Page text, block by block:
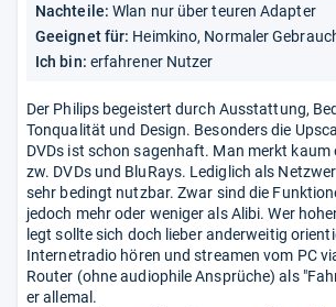
Nachteile: Wlan nur über teuren Adapter
Geeignet für: Heimkino, Normaler
Ich bin: erfahrener Nutzer
Der Philips begeistert durch Ausstattung,
Tonqualität und Design. Besonders die
DVDs ist schon sagenhaft. Man merkt kaum
zw. DVDs und BluRays. Lediglich als
sehr bedingt nutzbar. Zwar sind die
jedoch mehr oder weniger als Alibi. Wer
legt sollte sich doch lieber anderweitig
Internetradio hören und streamen vom PC
Router (ohne audiophile Ansprüche) als
er allemal.